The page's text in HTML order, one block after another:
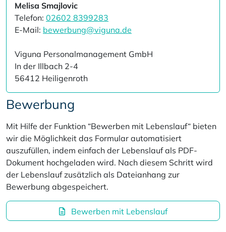
Melisa Smajlovic
Telefon: 02602 8399283
E-Mail: bewerbung@viguna.de
Viguna Personalmanagement GmbH
In der Illbach 2-4
56412 Heiligenroth
Bewerbung
Mit Hilfe der Funktion “Bewerben mit Lebenslauf“ bieten
wir die Möglichkeit das Formular automatisiert
auszufüllen, indem einfach der Lebenslauf als PDF-
Dokument hochgeladen wird. Nach diesem Schritt wird
der Lebenslauf zusätzlich als Dateianhang zur
Bewerbung abgespeichert.
Bewerben mit Lebenslauf